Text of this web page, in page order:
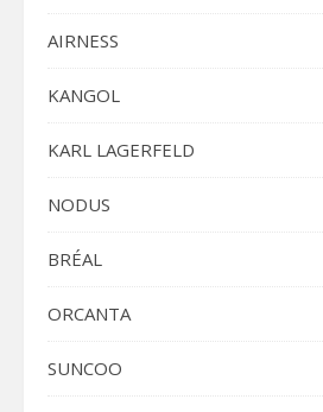
AIRNESS
KANGOL
KARL LAGERFELD
NODUS
BRÉAL
ORCANTA
SUNCOO